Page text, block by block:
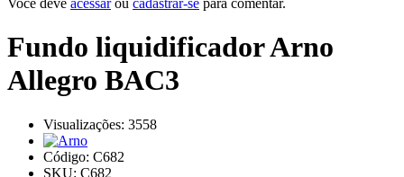
Fundo liquidificador Arno
Allegro BAC3
Visualizações: 3558
Código: C682
SKU: C682